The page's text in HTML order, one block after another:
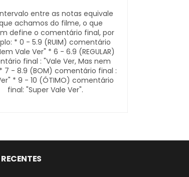
entre as notas equivale
achamos do filme, o que
define o comentário final, por
* 0 - 5.9 (RUIM) comentário
Vale Ver" * 6 - 6.9 (REGULAR)
final : "Vale Ver, Mas nem
7 - 8.9 (BOM) comentário final :
* 9 - 10 (ÓTIMO) comentário
final: "Super Vale Ver".